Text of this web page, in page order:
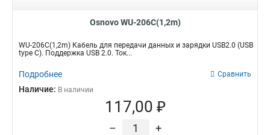
Osnovo WU-206C(1,2m)
WU-206C(1,2m) Кабель для передачи данных и зарядки USB2.0 (USB
type C). Поддержка USB 2.0. Ток...
Подробнее Сравнить
Наличие: В наличии
117,00 ₽
– +